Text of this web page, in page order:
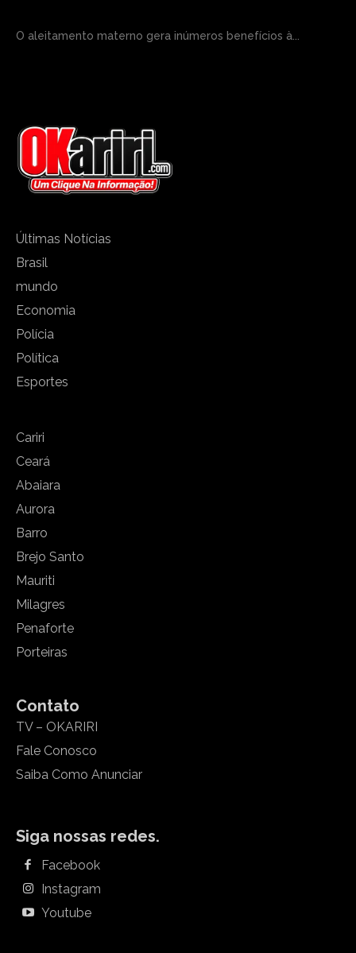
O aleitamento materno gera inúmeros benefícios à...
Últimas Notícias
Brasil
mundo
Economia
Polícia
Política
Esportes
Cariri
Ceará
Abaiara
Aurora
Barro
Brejo Santo
Mauriti
Milagres
Penaforte
Porteiras
Contato
TV – OKARIRI
Fale Conosco
Saiba Como Anunciar
Siga nossas redes.
Facebook
Instagram
Youtube